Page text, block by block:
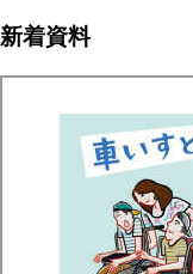
送
新着資料